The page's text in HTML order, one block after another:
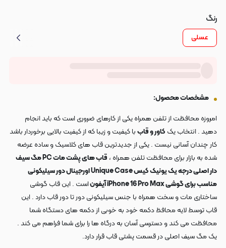
رنگ
عسلی
مشخصات محصول:
امروزه محافظت از تلفن همراه یکی از کارهای ضروری است که باید انجام
دهید . انتخاب یک کاور و قاببا کیفیت و زیبا که از کیفیت بالایی برخوردار باشد
کار چندان آسانی نیست . یکی از جدیدترین قاب های کلاسیک و ساده عرضه
شده به بازار برای محافظت تلفن همراه ،
قاب های پشت مات PC مگ سیف
دار اصلی درجه یک یونیک کیس Unique Case اورجینال دور سیلیکونی
مناسب برای گوشی iPhone 16 Pro Max آیفون
است . این قاب گوشی
ساختاری مات و سخت همراه با جنس سیلیکونی دور تا دور قاب دارد . این
قاب توسط لایه محافظ دکمه خود به خوبی از دکمه های دستگاه شما
محافظت می کند و دسترسی آسان به درگاه ها را برای شما فراهم می کند .
یک مگ سیف اصلی در قسمت پشتی قاب قرار دارد.